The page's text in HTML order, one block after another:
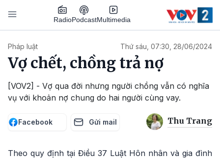
Nhảy đến nội dung
RadioPodcastMultimedia
Pháp luật Thứ sáu, 07:30, 28/06/2024
Vợ chết, chồng trả nợ
[VOV2] - Vợ qua đời nhưng người chồng vẫn có nghĩa
vụ với khoản nợ chung do hai người cùng vay.
Facebook Gửi mail Thu Trang
Theo quy định tại Điều 37 Luật Hôn nhân và gia đình